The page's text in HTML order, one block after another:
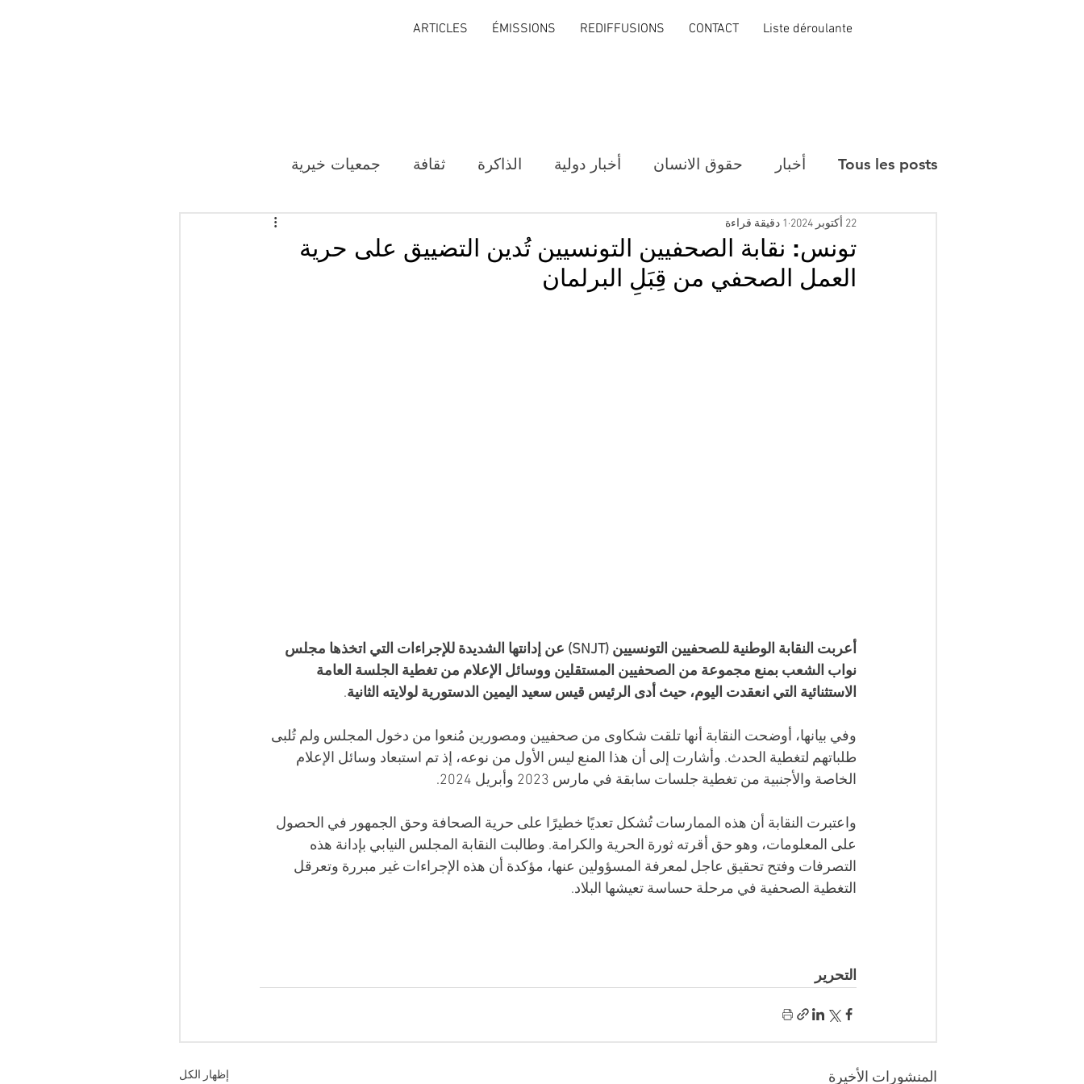
ARTICLES ÉMISSIONS REDIFFUSIONS CONTACT Liste déroulante
Tous les posts أخبار حقوق الانسان أخبار دولية الذاكرة ثقافة جمعيات خيرية
تونس: نقابة الصحفيين التونسيين تُدين التضييق على حرية
العمل الصحفي من قِبَلِ البرلمان
22 أكتوبر 2024 1 دقيقة قراءة
أعربت النقابة الوطنية للصحفيين التونسيين (SNJT) عن إدانتها الشديدة للإجراءات التي اتخذها مجلس
نواب الشعب بمنع مجموعة من الصحفيين المستقلين ووسائل الإعلام من تغطية الجلسة العامة
الاستثنائية التي انعقدت اليوم، حيث أدى الرئيس قيس سعيد اليمين الدستورية لولايته الثانية.
وفي بيانها، أوضحت النقابة أنها تلقت شكاوى من صحفيين ومصورين مُنعوا من دخول المجلس ولم تُلبى
طلباتهم لتغطية الحدث. وأشارت إلى أن هذا المنع ليس الأول من نوعه، إذ تم استبعاد وسائل الإعلام
الخاصة والأجنبية من تغطية جلسات سابقة في مارس 2023 وأبريل 2024.
واعتبرت النقابة أن هذه الممارسات تُشكل تعديًا خطيرًا على حرية الصحافة وحق الجمهور في الحصول
على المعلومات، وهو حق أقرته ثورة الحرية والكرامة. وطالبت النقابة المجلس النيابي بإدانة هذه
التصرفات وفتح تحقيق عاجل لمعرفة المسؤولين عنها، مؤكدة أن هذه الإجراءات غير مبررة وتعرقل
التغطية الصحفية في مرحلة حساسة تعيشها البلاد.
التحرير
المنشورات الأخيرة إظهار الكل